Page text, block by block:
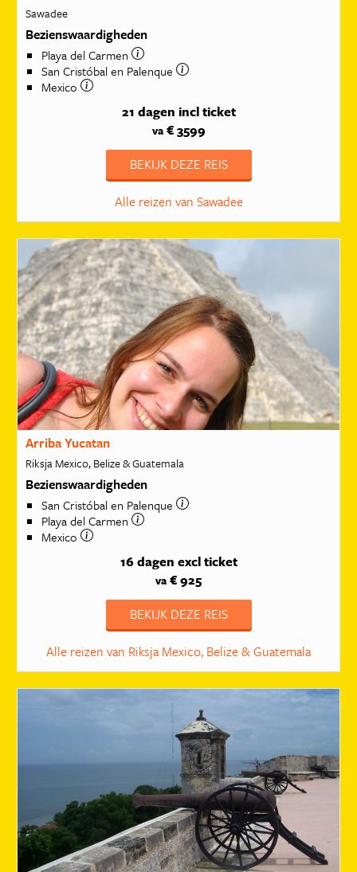
Sawadee
Bezienswaardigheden
Playa del Carmen
San Cristóbal en Palenque
Mexico
21 dagen incl ticket
va€ 3599
BEKIJK DEZE REIS
Alle reizen van Sawadee
Arriba Yucatan
Riksja Mexico, Belize & Guatemala
Bezienswaardigheden
San Cristóbal en Palenque
Playa del Carmen
Mexico
16 dagen excl ticket
va € 925
BEKIJK DEZE REIS
Alle reizen van Riksja Mexico, Belize & Guatemala